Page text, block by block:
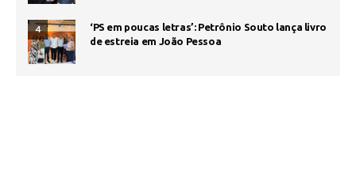
4
‘PS em poucas letras’: Petrônio Souto lança livro
de estreia em João Pessoa